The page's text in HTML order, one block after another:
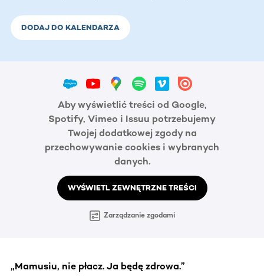
DODAJ DO KALENDARZA
Aby wyświetlić treści od Google,
Spotify, Vimeo i Issuu potrzebujemy
Twojej dodatkowej zgody na
przechowywanie cookies i wybranych
danych.
WYŚWIETL ZEWNĘTRZNE TREŚCI
Zarządzanie zgodami
„Mamusiu, nie płacz. Ja będę zdrowa.”